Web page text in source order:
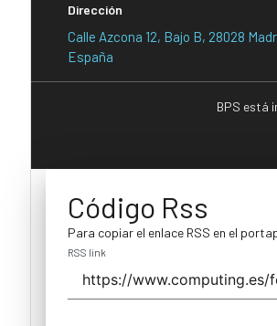
Dirección
Calle Azcona 12, Bajo B, 28028
España
BPS está
Código Rss
Para copiar el enlace RSS en el
RSS link